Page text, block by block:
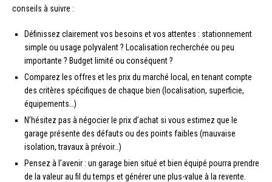
conseils à suivre :
Définissez clairement vos besoins et vos attentes : stationnement
simple ou usage polyvalent ? Localisation recherchée ou peu
importante ? Budget limité ou conséquent ?
Comparez les offres et les prix du marché local, en tenant compte
des critères spécifiques de chaque bien (localisation, superficie,
équipements…)
N’hésitez pas à négocier le prix d’achat si vous estimez que le
garage présente des défauts ou des points faibles (mauvaise
isolation, travaux à prévoir…)
Pensez à l’avenir : un garage bien situé et bien équipé pourra prendre
de la valeur au fil du temps et générer une plus-value à la revente.